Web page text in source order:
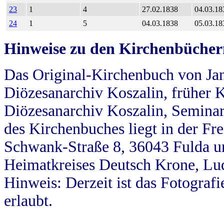
23
1 4 27.02.1838
24
1 5 04.03.1838
Hinweise zu den
Das Original-Kirchenbuch von
Diözesanarchiv Koszalin, früher
Diözesanarchiv Koszalin,
des Kirchenbuches liegt in der
Schwank-Straße 8, 36043 Fulda
Heimatkreises Deutsch Krone,
Hinweis: Derzeit ist das
erlaubt.